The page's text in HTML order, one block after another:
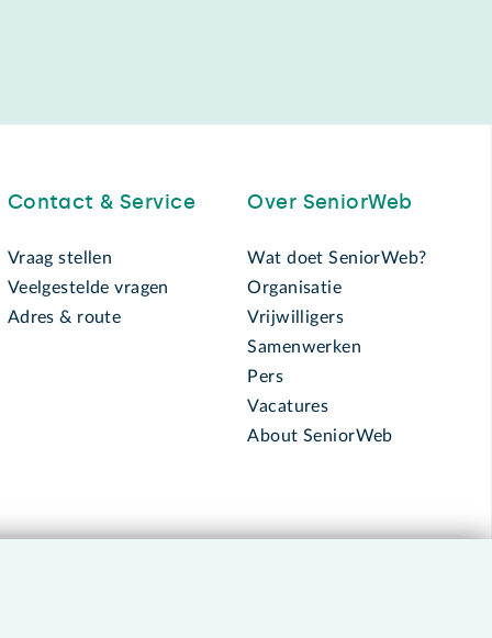
Contact & Service
Vraag stellen
Veelgestelde vragen
Adres & route
Over SeniorWeb
Wat doet SeniorWeb?
Organisatie
Vrijwilligers
Samenwerken
Pers
Vacatures
About SeniorWeb